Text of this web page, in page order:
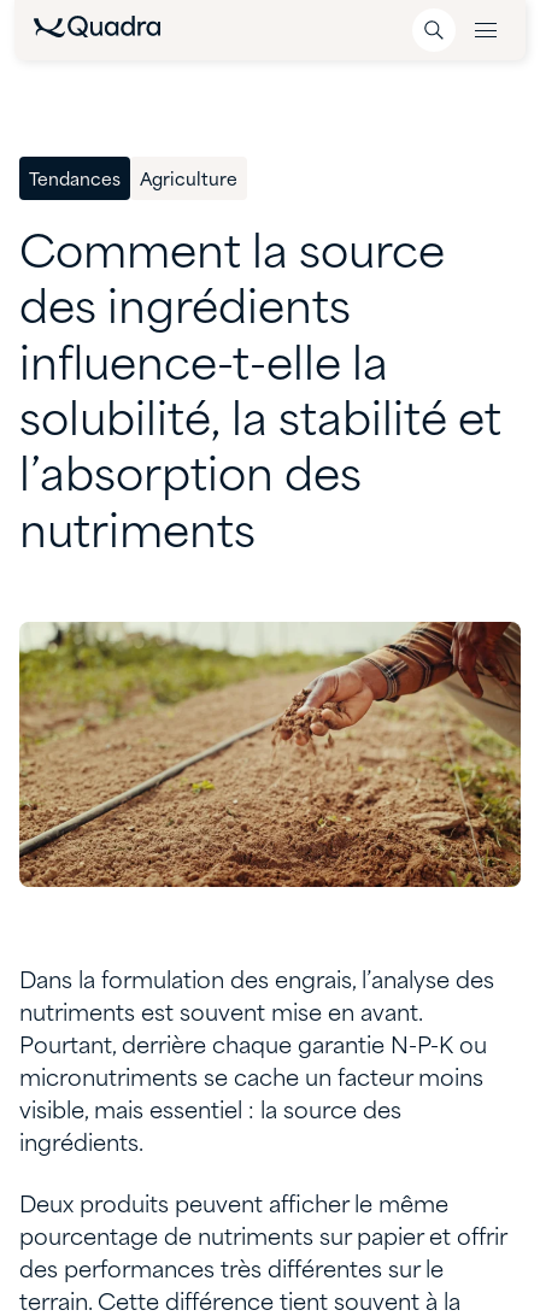
Tendances Agriculture
Comment la source
des ingrédients
influence-t-elle la
solubilité, la stabilité et
l’absorption des
nutriments
Dans la formulation des engrais, l’analyse des
nutriments est souvent mise en avant.
Pourtant, derrière chaque garantie N-P-K ou
micronutriments se cache un facteur moins
visible, mais essentiel : la source des
ingrédients.
Deux produits peuvent afficher le même
pourcentage de nutriments sur papier et offrir
des performances très différentes sur le
terrain. Cette différence tient souvent à la